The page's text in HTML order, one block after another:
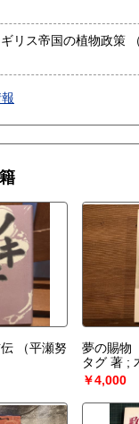
無料出張買取いたしま
せください。
1点からでもお持込下
ア・ゲーム類の買取は
社会科学、自然科学、
味、サブカルチャー
（平瀬努
夢の賜物
タグ 著 ;
￥4,000